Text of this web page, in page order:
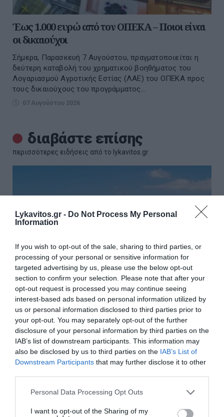
Lykavitos.gr - Do Not Process My Personal
Information
If you wish to opt-out of the sale, sharing to third parties, or
processing of your personal or sensitive information for
targeted advertising by us, please use the below opt-out
section to confirm your selection. Please note that after your
opt-out request is processed you may continue seeing
interest-based ads based on personal information utilized by
us or personal information disclosed to third parties prior to
your opt-out. You may separately opt-out of the further
disclosure of your personal information by third parties on the
IAB’s list of downstream participants. This information may
also be disclosed by us to third parties on the IAB’s List of
Downstream Participants that may further disclose it to other
Please note that this website/app uses one or more Google
not limited to your visit or usage behaviour. You may click to
Personal Data Processing Opt Outs
I want to opt-out of the Sharing of my
Έως 1.000 ευρώ από τον ΟΠΕΚΑ – Ποιοι είναι
οι δικαιούχοι
Σήμερα, Παρασκευή 7 Αυγούστου, πραγματοποιείται η
δεύτερη καταβολή του χρηματικού βοηθήματος του
Λογαριασμού Αγροτικής Εστίας (ΛΑΕ) του ΟΠΕΚΑ προς
τους δικαιούχους του προγράμματος...
07 Αυγούστου 2026
διαβάστε επίσης
περισσότερες ειδήσεις από το lykavitos.gr
«Τουρισμός για Όλους 2026-
2027»: Συνεχίζονται οι αιτήσεις –
Ποιοι υποβάλλουν σήμερα
επιδότηση να κυμαίνεται από 200 έως και 600 ευρώ,